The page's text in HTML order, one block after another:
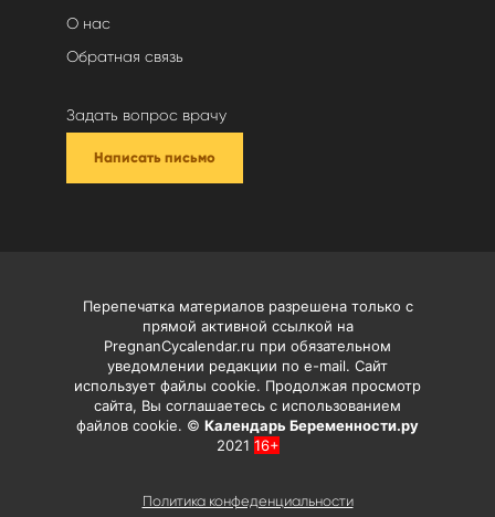
О нас
Обратная связь
Задать вопрос врачу
Написать письмо
Перепечатка материалов разрешена только с
прямой активной ссылкой на
PregnanCycalendar.ru при обязательном
уведомлении редакции по e-mail. Сайт
использует файлы cookie. Продолжая просмотр
сайта, Вы соглашаетесь с использованием
файлов cookie. © Календарь Беременности.ру
2021 16+
Политика конфеденциальности